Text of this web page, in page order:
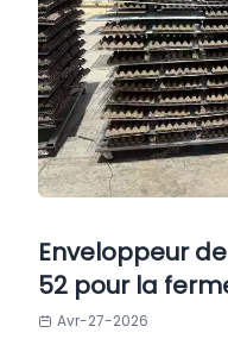
Enveloppeur
52 pour la
Avr-27-2026